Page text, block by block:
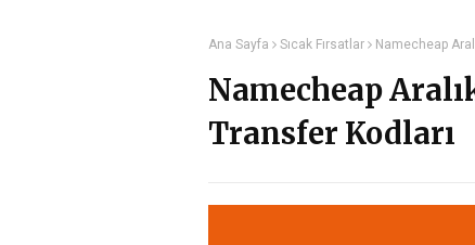
Ana Sayfa Sıcak Fırsatlar Namecheap
Namecheap
Transfer Kodları